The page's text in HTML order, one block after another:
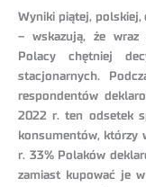
Wyniki piątej, polskiej,
– wskazują, że wraz
Polacy chętniej
stacjonarnych.
respondentów
2022 r. ten odsetek
konsumentów, którzy
r. 33% Polaków
zamiast kupować je